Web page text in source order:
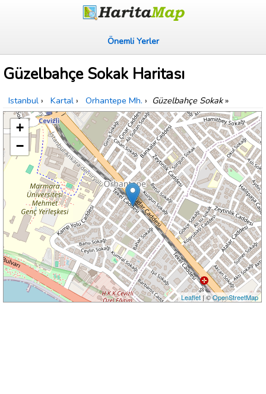
Önemli Yerler
Güzelbahçe Sokak Haritası
Istanbul › Kartal › Orhantepe Mh. › Güzelbahçe Sokak»
+
−
Leaflet| ©OpenStreetMap